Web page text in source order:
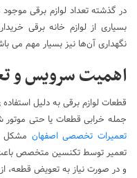
در گذشته تعداد لوازم برقی
بسیاری از لوازم خانه برقی
نگهداری آن‌ها نیز بسیار مهم می
اهمیت سرویس و
قطعات لوازم برقی به دلیل
جمله خرابی قطعات یا حتی
تعمیرات تخصصی اصفهان مشکل
تعمیر توسط تکنسین متخصص
و در صورت نیاز به تعویض قطعه،